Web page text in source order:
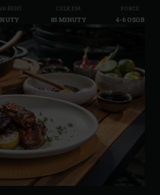
CELKEM
85 MINUTY
PORCE
4-6 OSOB